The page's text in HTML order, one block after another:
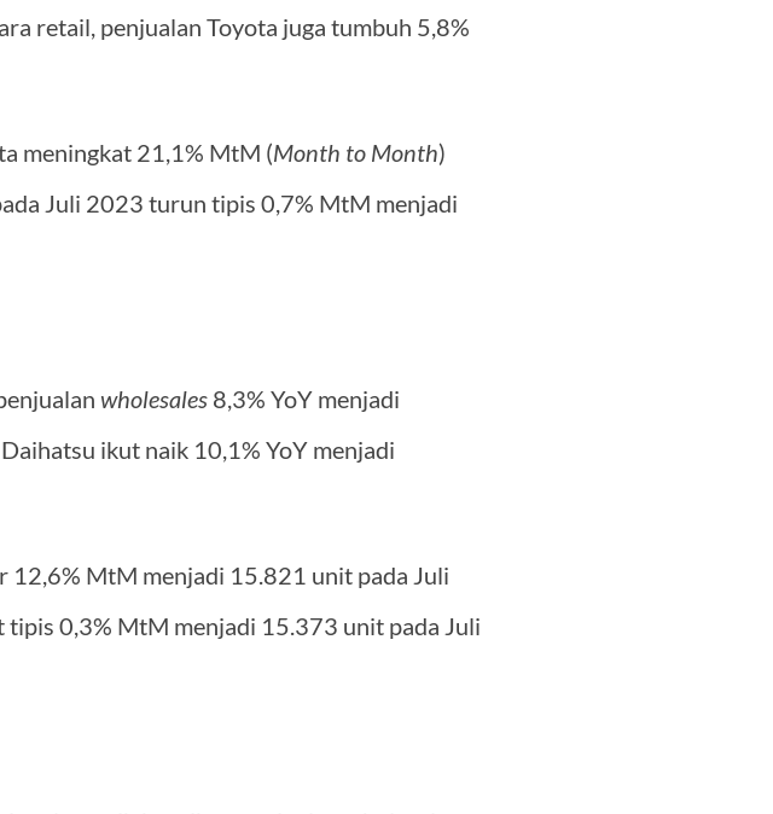
retail, penjualan Toyota juga tumbuh 5,8%
meningkat 21,1% MtM (Month to Month)
Juli 2023 turun tipis 0,7% MtM menjadi
wholesales8,3% YoY menjadi
ikut naik 10,1% YoY menjadi
12,6% MtM menjadi 15.821 unit pada Juli
0,3% MtM menjadi 15.373 unit pada Juli